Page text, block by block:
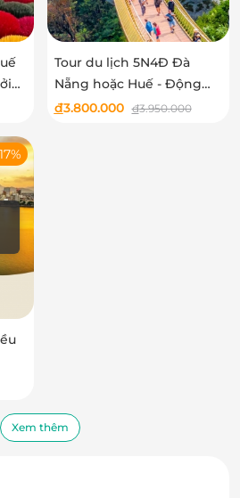
Tour du lịch 5N4Đ Đà
Nẵng hoặc Huế - Động
Phong Nha hoặc Thiên
đ3.800.000 đ3.950.000
17%
Xem thêm